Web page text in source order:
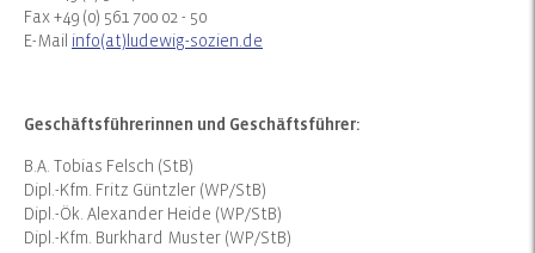
Fax +49 (0) 561 700 02 - 50
E-Mail info(at)ludewig-sozien.de
Geschäftsführerinnen und Geschäftsführer:
B.A. Tobias Felsch (StB)
Dipl.-Kfm. Fritz Güntzler (WP/StB)
Dipl.-Ök. Alexander Heide (WP/StB)
Dipl.-Kfm. Burkhard Muster (WP/StB)